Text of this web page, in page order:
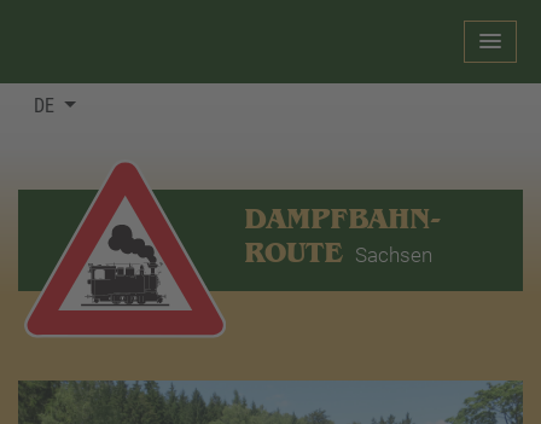
DE
DAMPFBAHN-
ROUTE Sachsen